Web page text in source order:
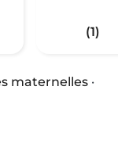
(1)
maternelles ·